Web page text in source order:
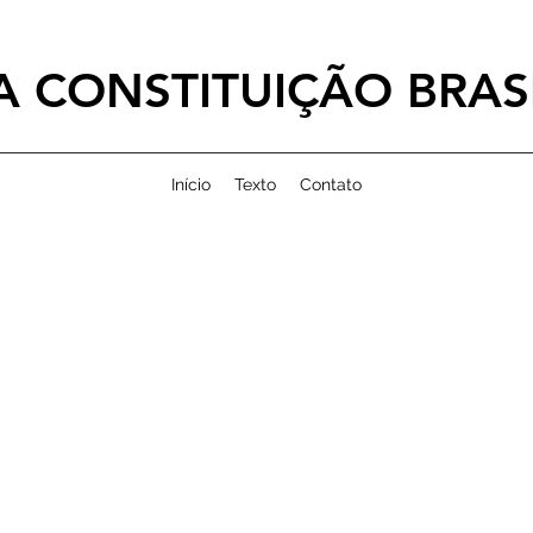
CONSTITUIÇÃO
Início Texto Contato